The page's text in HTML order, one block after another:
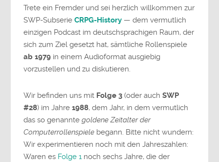
Trete ein Fremder und sei herzlich willkommen zur
SWP-SubserieCRPG-History — dem vermutlich
einzigen Podcast im deutschsprachigen Raum, der
sich zum Ziel gesetzt hat, sämtliche Rollenspiele
ab 1979 in einem Audioformat ausgiebig
vorzustellen und zu diskutieren.
Wir befinden uns mit Folge 3 (oder auchSWP
#28) im Jahre1988, dem Jahr, in dem vermutlich
das so genanntegoldene Zeitalter der
Computerrollenspiele begann. Bitte nicht wundern:
Wir experimentieren noch mit den Jahreszahlen:
Waren es Folge 1 noch sechs Jahre, die der